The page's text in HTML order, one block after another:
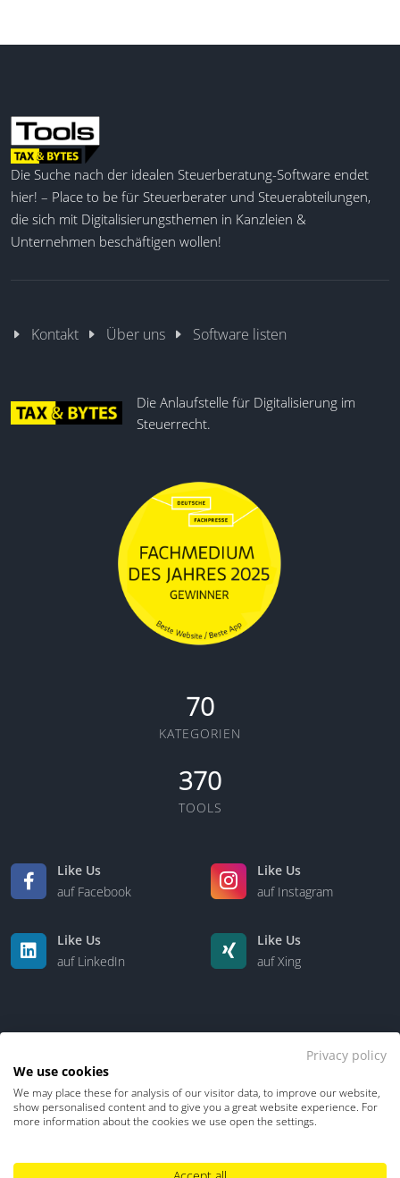
Die Suche nach der idealen Steuerberatung-Software endet
hier! – Place to be für Steuerberater und Steuerabteilungen,
die sich mit Digitalisierungsthemen in Kanzleien &
Unternehmen beschäftigen wollen!
Kontakt Über uns Software listen
Die Anlaufstelle für Digitalisierung im
Steuerrecht.
70
KATEGORIEN
370
TOOLS
Like Us
auf Facebook
Like Us
auf Instagram
Like Us
auf LinkedIn
Like Us
auf Xing
Kontakt Über uns
Impressum
Privacy policy
We use cookies
We may place these for analysis of our visitor data, to improve our website,
show personalised content and to give you a great website experience. For
more information about the cookies we use open the settings.